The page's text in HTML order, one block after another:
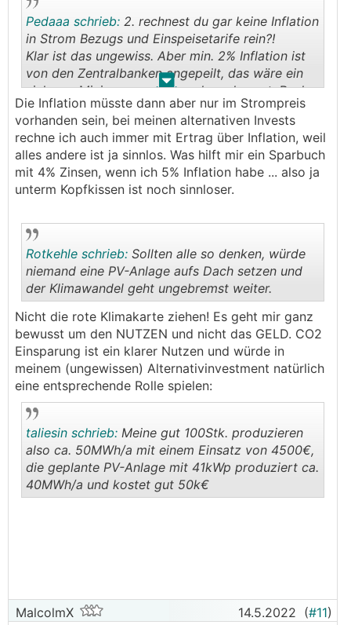
. .
Pedaaa schrieb: 2. rechnest du gar keine Inflation
in Strom Bezugs und Einspeisetarife rein?!
Klar ist das ungewiss. Aber min. 2% Inflation ist
von den Zentralbanken angepeilt, das wäre ein
sicheres Minimum was du rechnen kannst. Real
ists dann vermutlich?! eh deutlich mehr
Die Inflation müsste dann aber nur im Strompreis
vorhanden sein, bei meinen alternativen Invests
rechne ich auch immer mit Ertrag über Inflation, weil
alles andere ist ja sinnlos. Was hilft mir ein Sparbuch
mit 4% Zinsen, wenn ich 5% Inflation habe ... also ja
unterm Kopfkissen ist noch sinnloser.
..
Rotkehle schrieb: Sollten alle so denken, würde
niemand eine PV-Anlage aufs Dach setzen und
der Klimawandel geht ungebremst weiter.
Nicht die rote Klimakarte ziehen! Es geht mir ganz
bewusst um den NUTZEN und nicht das GELD. CO2
Einsparung ist ein klarer Nutzen und würde in
meinem (ungewissen) Alternativinvestment natürlich
eine entsprechende Rolle spielen:
..
taliesin schrieb: Meine gut 100Stk. produzieren
also ca. 50MWh/a mit einem Einsatz von 4500€,
die geplante PV-Anlage mit 41kWp produziert ca.
40MWh/a und kostet gut 50k€
MalcolmX 14.5.2022 (#11)